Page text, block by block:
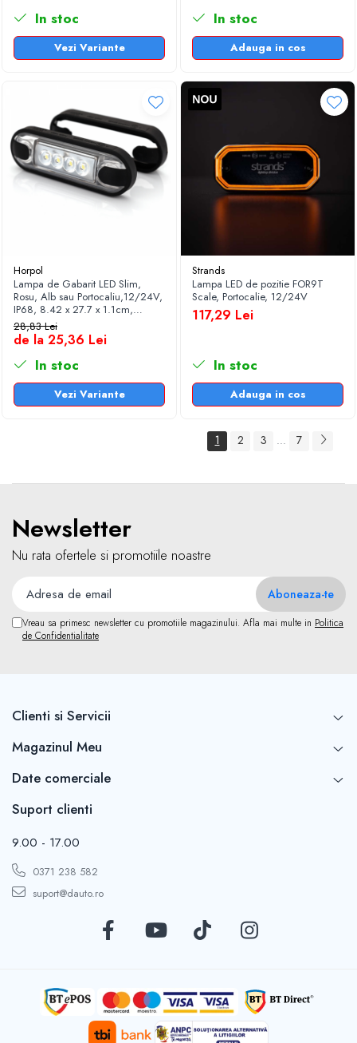
In stoc
Vezi Variante
In stoc
Adauga in cos
Horpol
Lampa de Gabarit LED Slim,
Rosu, Alb sau Portocaliu,12/24V,
IP68, 8.42 x 27.7 x 1.1cm,
suprafate plane sau curbate
28,83 Lei
de la 25,36 Lei
In stoc
Vezi Variante
Strands
Lampa LED de pozitie FOR9T
Scale, Portocalie, 12/24V
117,29 Lei
In stoc
Adauga in cos
1 2 3 ... 7
Newsletter
Nu rata ofertele si promotiile noastre
Vreau sa primesc newsletter cu promotiile magazinului. Afla mai multe in Politica
de Confidentialitate
Clienti si Servicii
Magazinul Meu
Date comerciale
Suport clienti
9.00 - 17.00
0371 238 582
suport@dauto.ro